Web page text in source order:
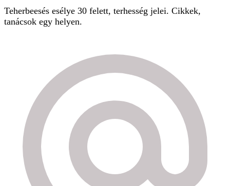
Teherbeesés esélye 30 felett, terhesség jelei. Cikkek,
tanácsok egy helyen.